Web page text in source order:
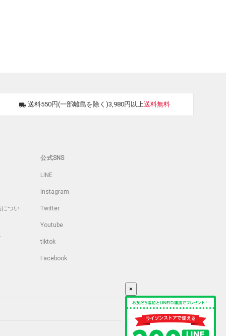
×
送料550円(一部離島を除く)3,980円以上送料無料
につい
公式SNS
LINE
Instagram
Twitter
Youtube
tiktok
Facebook